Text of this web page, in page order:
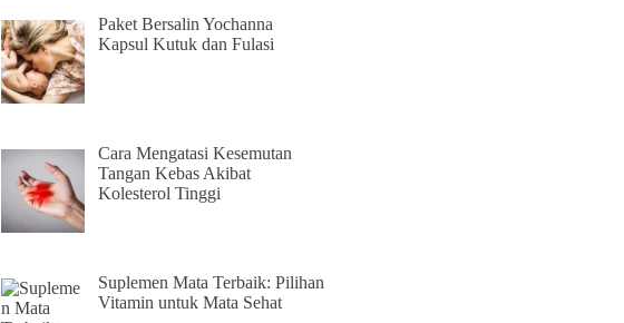
Paket Bersalin Yochanna
Kapsul Kutuk dan Fulasi
Cara Mengatasi Kesemutan
Tangan Kebas Akibat
Kolesterol Tinggi
Suplemen Mata Terbaik: Pilihan
Vitamin untuk Mata Sehat